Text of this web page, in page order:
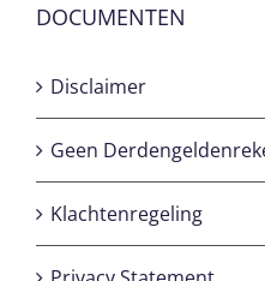
DOCUMENTEN
Disclaimer
Geen
Klachtenregeling